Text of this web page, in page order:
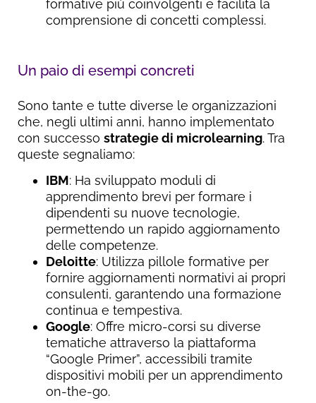
formative più coinvolgenti e facilita la
comprensione di concetti complessi.
Un paio di esempi concreti
Sono tante e tutte diverse le organizzazioni
che, negli ultimi anni, hanno implementato
con successo strategie di microlearning. Tra
queste segnaliamo:
IBM: Ha sviluppato moduli di
apprendimento brevi per formare i
dipendenti su nuove tecnologie,
permettendo un rapido aggiornamento
delle competenze.
Deloitte: Utilizza pillole formative per
fornire aggiornamenti normativi ai propri
consulenti, garantendo una formazione
continua e tempestiva.
Google: Offre micro-corsi su diverse
tematiche attraverso la piattaforma
“Google Primer”, accessibili tramite
dispositivi mobili per un apprendimento
on-the-go.